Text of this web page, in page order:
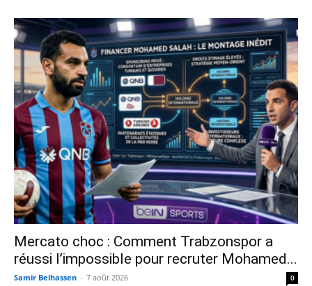
Mercato choc : Comment Trabzonspor a
réussi l’impossible pour recruter Mohamed...
Samir Belhassen - 7 août 2026 0